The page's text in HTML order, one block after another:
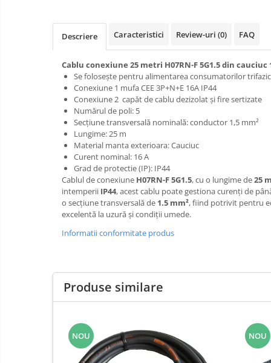
Role prelungitor
Elemente de comanda si semnalizare
Separatoare de sarcina
Transformatoare
Corpuri iluminat exterior
Corpuri iluminat interior
Descriere Caracteristici Review-uri (0) FAQ
Cablu conexiune 25 metri H07RN-F 5G1.5 din
Se folosește pentru alimentarea consumatorilor
Conexiune 1 mufa CEE 3P+N+E 16A IP44
Conexiune 2 capăt de cablu dezizolat şi fire sertizate
Numărul de poli: 5
Secțiune transversală nominală: conductor 1,5 mm²
Lungime: 25 m
Material manta exterioara: Cauciuc
Curent nominal: 16 A
Grad de protectie (IP): IP44
Cablul de conexiune H07RN-F 5G1.5, cu o lungime de25
intemperii IP44, acest cablu poate gestiona curenți de
o secțiune transversală de 1.5 mm², fiind potrivit pentru
excelentă la uzură și condiții umede.
Informatii conformitate produs
Produse similare
NOU NOU